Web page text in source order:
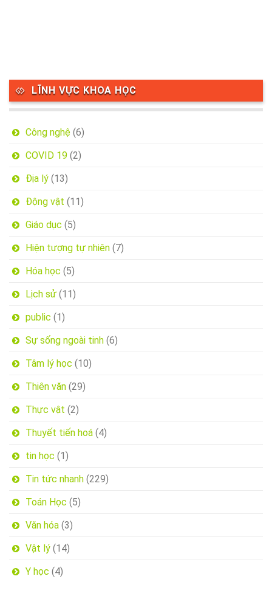
LĨNH VỰC KHOA HỌC
Công nghệ (6)
COVID 19 (2)
Địa lý (13)
Động vật (11)
Giáo dục (5)
Hiện tượng tự nhiên (7)
Hóa học (5)
Lịch sử (11)
public (1)
Sự sống ngoài tinh (6)
Tâm lý học (10)
Thiên văn (29)
Thực vật (2)
Thuyết tiến hoá (4)
tin học (1)
Tin tức nhanh (229)
Toán Học (5)
Văn hóa (3)
Vật lý (14)
Y học (4)